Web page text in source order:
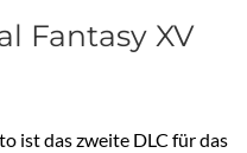
Fantasy XV
ist das zweite DLC für das